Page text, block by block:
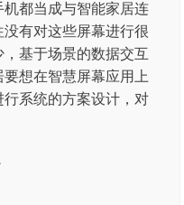
都当成与智能家居连
有对这些屏幕进行很
基于场景的数据交互
想在智慧屏幕应用上
系统的方案设计，对